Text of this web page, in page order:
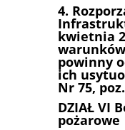
4.
kwietnia
powinny
ich
Nr 75,
DZIAŁ VI
pożarowe